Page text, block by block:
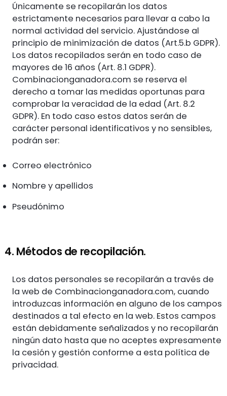
Únicamente se recopilarán los datos
estrictamente necesarios para llevar a cabo la
normal actividad del servicio. Ajustándose al
principio de minimización de datos (Art.5.b GDPR).
Los datos recopilados serán en todo caso de
mayores de 16 años (Art. 8.1 GDPR).
Combinacionganadora.com se reserva el
derecho a tomar las medidas oportunas para
comprobar la veracidad de la edad (Art. 8.2
GDPR). En todo caso estos datos serán de
carácter personal identificativos y no sensibles,
podrán ser:
Correo electrónico
Nombre y apellidos
Pseudónimo
4. Métodos de recopilación.
Los datos personales se recopilarán a través de
la web de Combinacionganadora.com, cuando
introduzcas información en alguno de los campos
destinados a tal efecto en la web. Estos campos
están debidamente señalizados y no recopilarán
ningún dato hasta que no aceptes expresamente
la cesión y gestión conforme a esta política de
privacidad.